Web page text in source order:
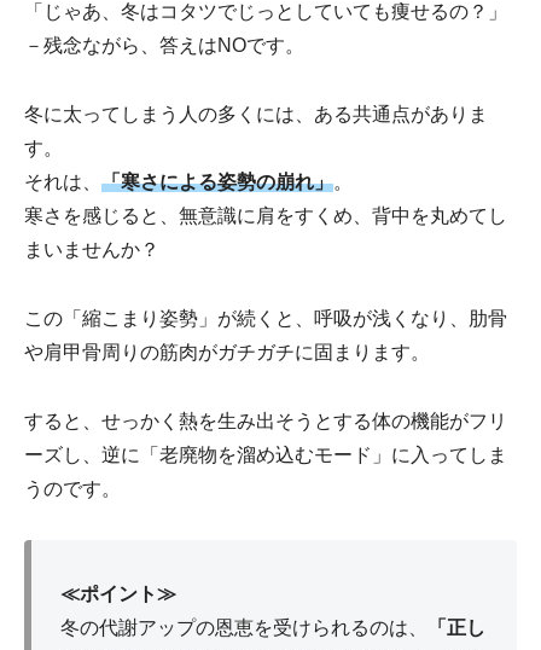
「じゃあ、冬はコタツでじっとしていても痩せるの？」
－残念ながら、答えはNOです。
冬に太ってしまう人の多くには、ある共通点がありま
す。
それは、 「寒さによる姿勢の崩れ」。
寒さを感じると、無意識に肩をすくめ、背中を丸めてし
まいませんか？
この「縮こまり姿勢」が続くと、呼吸が浅くなり、肋骨
や肩甲骨周りの筋肉がガチガチに固まります。
すると、せっかく熱を生み出そうとする体の機能がフリ
ーズし、逆に「老廃物を溜め込むモード」に入ってしま
うのです。
≪ポイント≫
冬の代謝アップの恩恵を受けられるのは、
「正し